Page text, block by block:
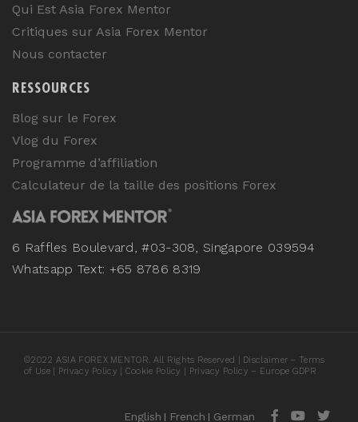
Qui Est Asia Forex Mentor
Critiques sur Asia Forex Mentor
Nous contacter
RESSOURCES
Blog sur le Forex
Vlog du Forex
Programme d’affiliation
Calculateur de la taille des positions Forex
6 Raffles Boulevard, #03-308, Singapore 039594
Whatsapp Text: +65 8786 8319
©2022 ASIA FOREX MENTOR. All Rights Reserved | Disclaimer – Terms
of Use| Privacy Policy Cookie Policy Privacy Policy – Europe GDPR
English French German